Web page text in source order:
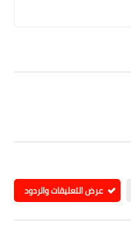
عرض التعليقات والردود